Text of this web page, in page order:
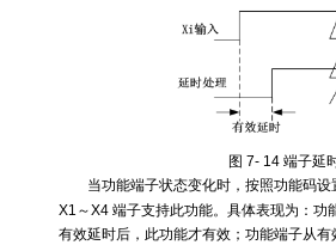
图 7- 14 端子延
当功能端子状态变化时，按照功能码
X1～X4 端子支持此功能。具体表现为：
有效延时后，此功能才有效；功能端子从